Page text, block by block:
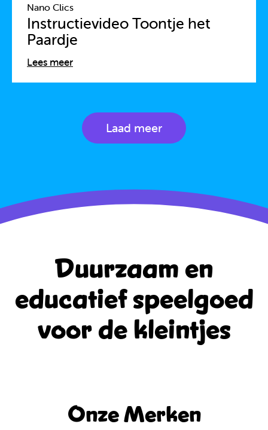
Nano Clics
Instructievideo Toontje het
Paardje
Lees meer
Laad meer
Duurzaam en
educatiefspeelgoed
voor de kleintjes
Onze Merken